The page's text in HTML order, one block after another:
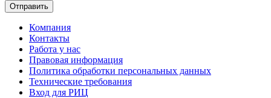
Отправить
Компания
Контакты
Работа у нас
Правовая информация
Политика обработки персональных данных
Технические требования
Вход для РИЦ